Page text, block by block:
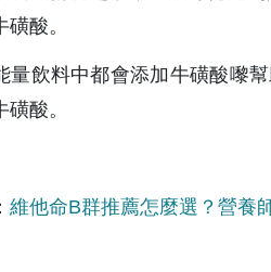
酸。
量飲料中都會添加牛磺酸嚟
酸。
維他命B群推薦怎麼選？營養